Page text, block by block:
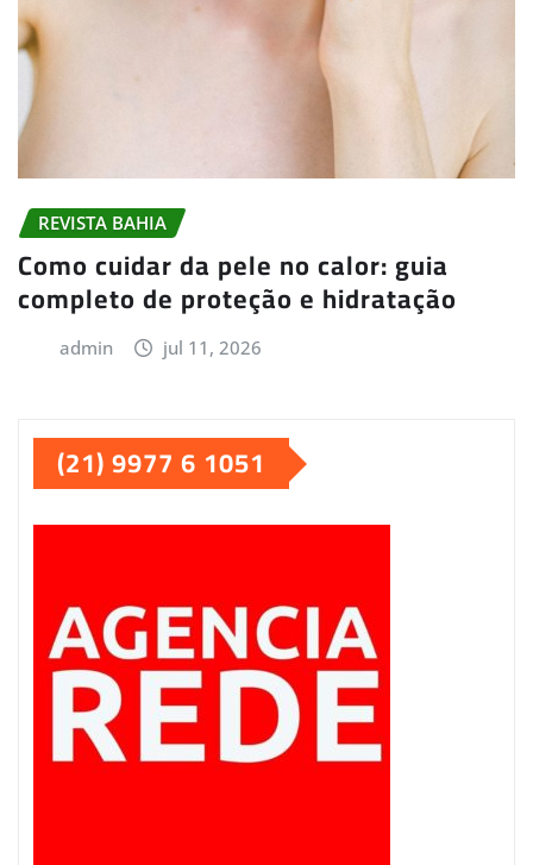
REVISTA BAHIA
Como cuidar da pele no calor: guia
completo de proteção e hidratação
admin jul 11, 2026
(21) 9977 6 1051